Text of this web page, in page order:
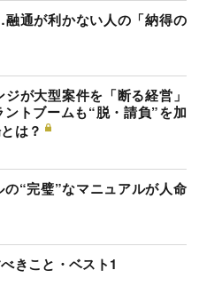
通が利かない人の「納得の
が大型案件を「断る経営」
トブームも“脱・請負”を加
は？
の“完璧”なマニュアルが人命
きこと・ベスト1